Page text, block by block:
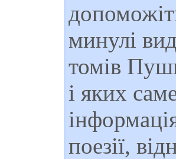
минулі
томів
і яких
поезії,